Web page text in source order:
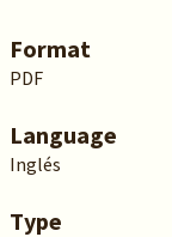
Format
PDF
Language
Inglés
Type